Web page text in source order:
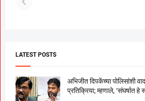
LATEST POSTS
अभिजीत दिपकेंच्या पोलिसांशी
प्रतिक्रिया; म्हणाले, ‘संघर्षात